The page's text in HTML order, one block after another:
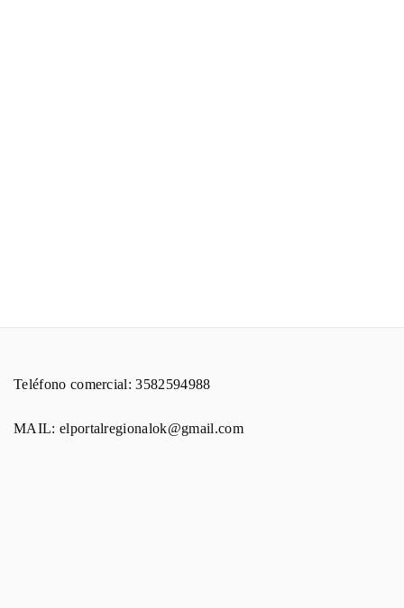
Teléfono comercial: 3582594988
MAIL: elportalregionalok@gmail.com